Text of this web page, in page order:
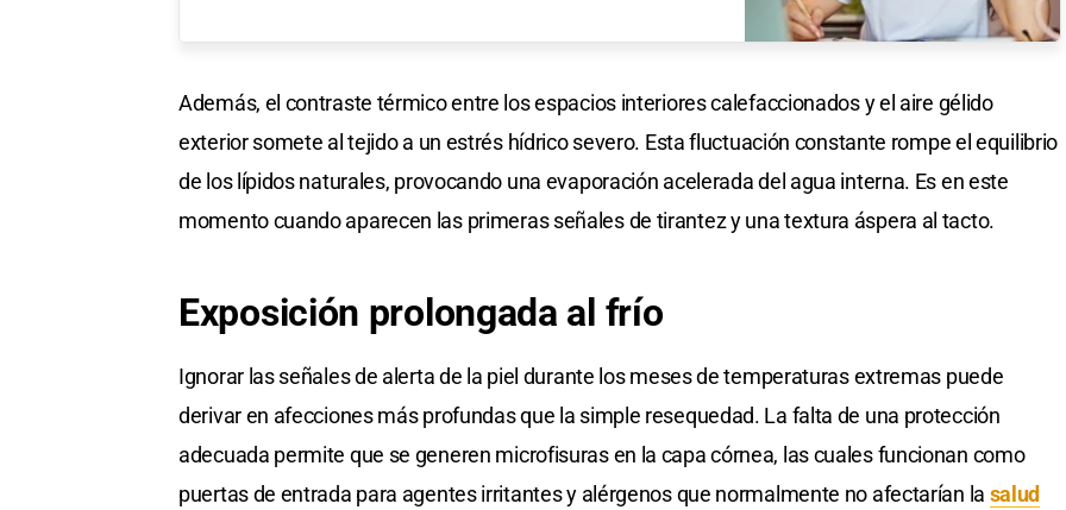
Además, el contraste térmico entre los espacios interiores calefaccionados y el aire gélido
exterior somete al tejido a un estrés hídrico severo. Esta fluctuación constante rompe el equilibrio
de los lípidos naturales, provocando una evaporación acelerada del agua interna. Es en este
momento cuando aparecen las primeras señales de tirantez y una textura áspera al tacto.
Exposición prolongada al frío
Ignorar las señales de alerta de la piel durante los meses de temperaturas extremas puede
derivar en afecciones más profundas que la simple resequedad. La falta de una protección
adecuada permite que se generen microfisuras en la capa córnea, las cuales funcionan como
puertas de entrada para agentes irritantes y alérgenos que normalmente no afectarían la salud